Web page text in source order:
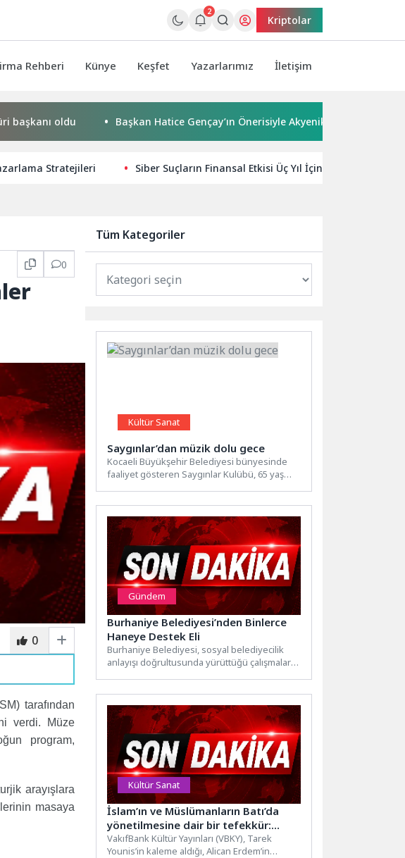
2
Kriptolar
Rehberi Künye Keşfet Yazarlarımız İletişim
oldu Başkan Hatice Gençay’ın Önerisiyle Akyeniköy Düğün Salonu Yıl
Stratejileri Siber Suçların Finansal Etkisi Üç Yıl İçinde Yüzde 50
0
0
tarafından
verdi. Müze
program,
arayışlara
masaya
Tüm Kategoriler
Kültür Sanat
Saygınlar’dan müzik dolu gece
Kocaeli Büyükşehir Belediyesi bünyesinde
faaliyet gösteren Saygınlar Kulübü, 65 yaş
Gündem
Burhaniye Belediyesi’nden Binlerce
Haneye Destek Eli
Burhaniye Belediyesi, sosyal belediyecilik
anlayışı doğrultusunda yürüttüğü çalışmalarla
Kültür Sanat
İslam’ın ve Müslümanların Batı’da
yönetilmesine dair bir tefekkür:
“İslamofobi Zamanlarında Psikoloji”
VakıfBank Kültür Yayınları (VBKY), Tarek
Younis’in kaleme aldığı, Alican Erdem’in